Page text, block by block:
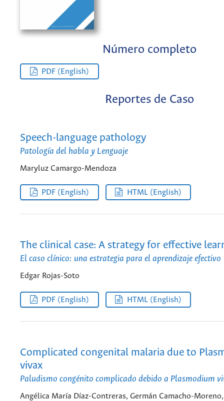
Número completo
PDF (English)
Reportes de Caso
Speech-language pathology
Patología del habla y Lenguaje
Maryluz Camargo-Mendoza
PDF (English) HTML (English)
The clinical case: A strategy for effective
El caso clínico: una estrategia para el aprendizaje efectivo
Edgar Rojas-Soto
PDF (English) HTML (English)
Complicated congenital malaria due to
vivax
Paludismo congénito complicado debido a Plasmodium
Angélica María Díaz-Contreras, Germán Camacho-Moreno,